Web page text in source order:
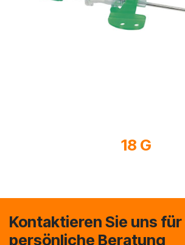
18 G
Kontaktieren Sie uns für
persönliche Beratung